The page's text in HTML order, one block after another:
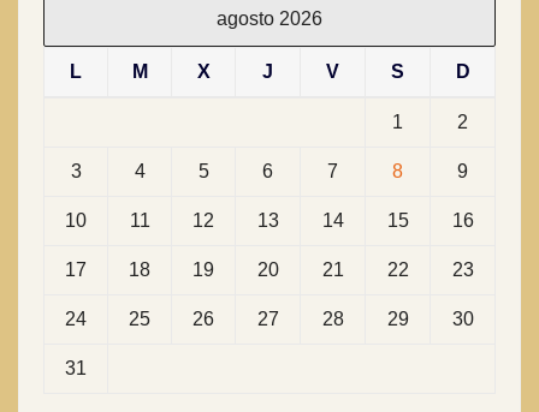
agosto 2026
L M X J V S D
1 2
3 4 5 6 7 8 9
10 11 12 13 14 15 16
17 18 19 20 21 22 23
24 25 26 27 28 29 30
31